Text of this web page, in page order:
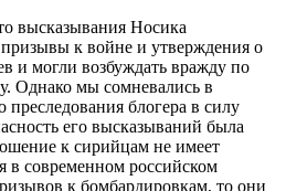
высказывания Носика
к войне и утверждения о
и могли возбуждать вражду по
Однако мы сомневались в
преследования блогера в силу
его высказываний была
к сирийцам не имеет
в современном российском
к бомбардировкам, то они